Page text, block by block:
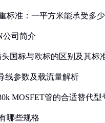
标准：一平方米能承受多
公司简介
头国标与欧标的区别及其标
线参数及载流量解析
MOSFET管的合适替代型
哪些规格